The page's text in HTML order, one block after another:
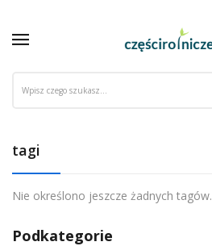
tagi
Nie określono jeszcze żadnych tagów.
Podkategorie